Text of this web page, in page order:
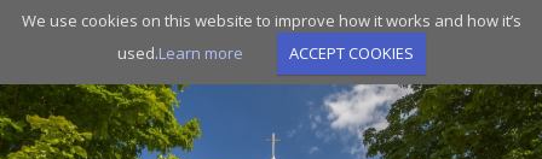
We use cookies on this website to improve how it works and how it’s
used.Learn more ACCEPT COOKIES
Skip
navigation